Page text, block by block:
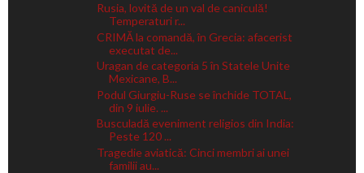
Rusia, lovită de un val de caniculă!
Temperaturi r...
CRIMĂ la comandă, în Grecia: afacerist
executat de...
Uragan de categoria 5 în Statele Unite
Mexicane, B...
Podul Giurgiu-Ruse se închide TOTAL,
din 9 iulie. ...
Busculadă eveniment religios din India:
Peste 120 ...
Tragedie aviatică: Cinci membri ai unei
familii au...